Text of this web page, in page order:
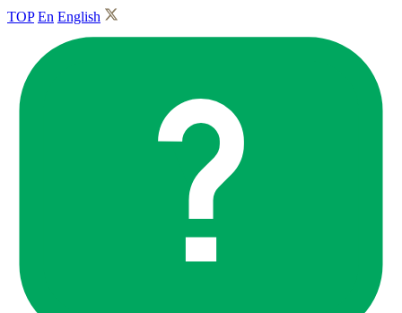
TOP En English